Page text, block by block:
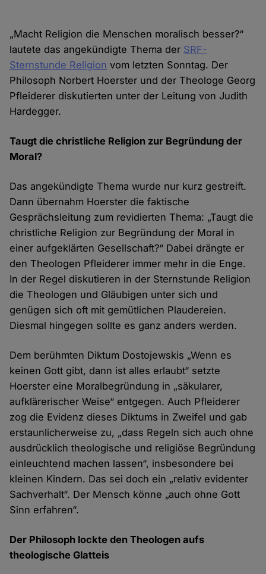
„Macht Religion die Menschen moralisch besser?“
lautete das angekündigte Thema der SRF-
Sternstunde Religion vom letzten Sonntag. Der
Philosoph Norbert Hoerster und der Theologe Georg
Pfleiderer diskutierten unter der Leitung von Judith
Hardegger.
Taugt die christliche Religion zur Begründung der
Moral?
Das angekündigte Thema wurde nur kurz gestreift.
Dann übernahm Hoerster die faktische
Gesprächsleitung zum revidierten Thema: „Taugt die
christliche Religion zur Begründung der Moral in
einer aufgeklärten Gesellschaft?“ Dabei drängte er
den Theologen Pfleiderer immer mehr in die Enge.
In der Regel diskutieren in der Sternstunde Religion
die Theologen und Gläubigen unter sich und
genügen sich oft mit gemütlichen Plaudereien.
Diesmal hingegen sollte es ganz anders werden.
Dem berühmten Diktum Dostojewskis „Wenn es
keinen Gott gibt, dann ist alles erlaubt“ setzte
Hoerster eine Moralbegründung in „säkularer,
aufklärerischer Weise“ entgegen. Auch Pfleiderer
zog die Evidenz dieses Diktums in Zweifel und gab
erstaunlicherweise zu, „dass Regeln sich auch ohne
ausdrücklich theologische und religiöse Begründung
einleuchtend machen lassen“, insbesondere bei
kleinen Kindern. Das sei doch ein „relativ evidenter
Sachverhalt“. Der Mensch könne „auch ohne Gott
Sinn erfahren“.
Der Philosoph lockte den Theologen aufs
theologische Glatteis